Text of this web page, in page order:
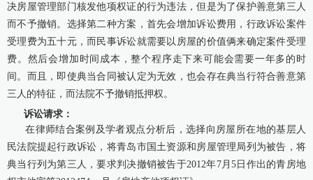
决房屋管理部门核发他项权证的行为违法，但是为了保护善意第三人
而不予撤销。选择第二种方案，首先会增加诉讼费用，行政诉讼案件
受理费为五十元，而民事诉讼就需要以房屋的价值俩来确定案件受理
费。然后会增加时间成本，整个程序走下来可能会需要一年多的时
间。而且，即使典当合同被认定为无效，也会存在典当行符合善意第
三人的特征，而法院不予撤销抵押权。
诉讼请求：
在律师结合案例及学者观点分析后，选择向房屋所在地的基层人
民法院提起行政诉讼，将青岛市国土资源和房屋管理局列为被告，将
典当行列为第三人，要求判决撤销被告于2012年7月5日作出的青房地